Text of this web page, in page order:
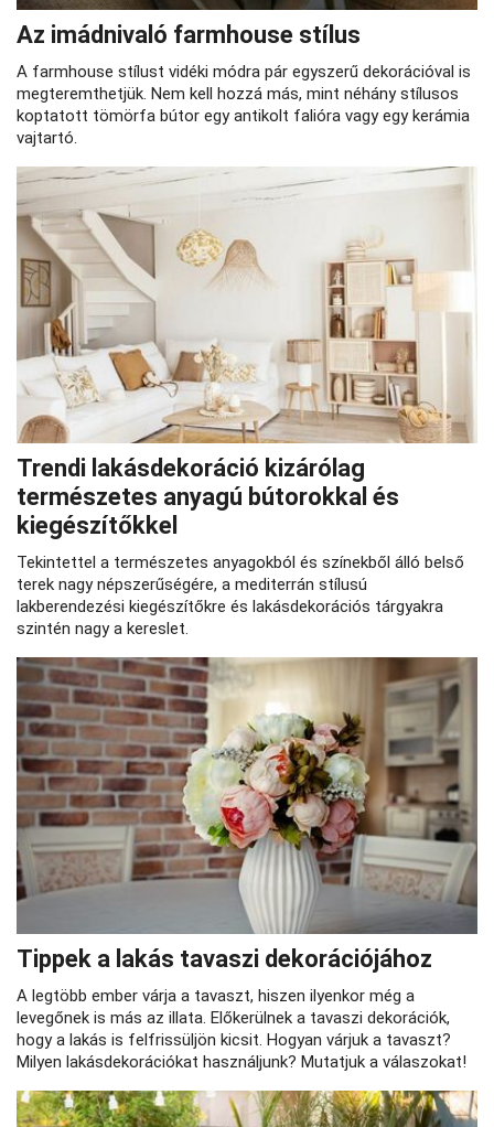
Az imádnivaló farmhouse stílus
A farmhouse stílust vidéki módra pár egyszerű dekorációval is
megteremthetjük. Nem kell hozzá más, mint néhány stílusos
koptatott tömörfa bútor egy antikolt falióra vagy egy kerámia
vajtartó.
Trendi lakásdekoráció kizárólag
természetes anyagú bútorokkal és
kiegészítőkkel
Tekintettel a természetes anyagokból és színekből álló belső
terek nagy népszerűségére, a mediterrán stílusú
lakberendezési kiegészítőkre és lakásdekorációs tárgyakra
szintén nagy a kereslet.
Tippek a lakás tavaszi dekorációjához
A legtöbb ember várja a tavaszt, hiszen ilyenkor még a
levegőnek is más az illata. Előkerülnek a tavaszi dekorációk,
hogy a lakás is felfrissüljön kicsit. Hogyan várjuk a tavaszt?
Milyen lakásdekorációkat használjunk? Mutatjuk a válaszokat!